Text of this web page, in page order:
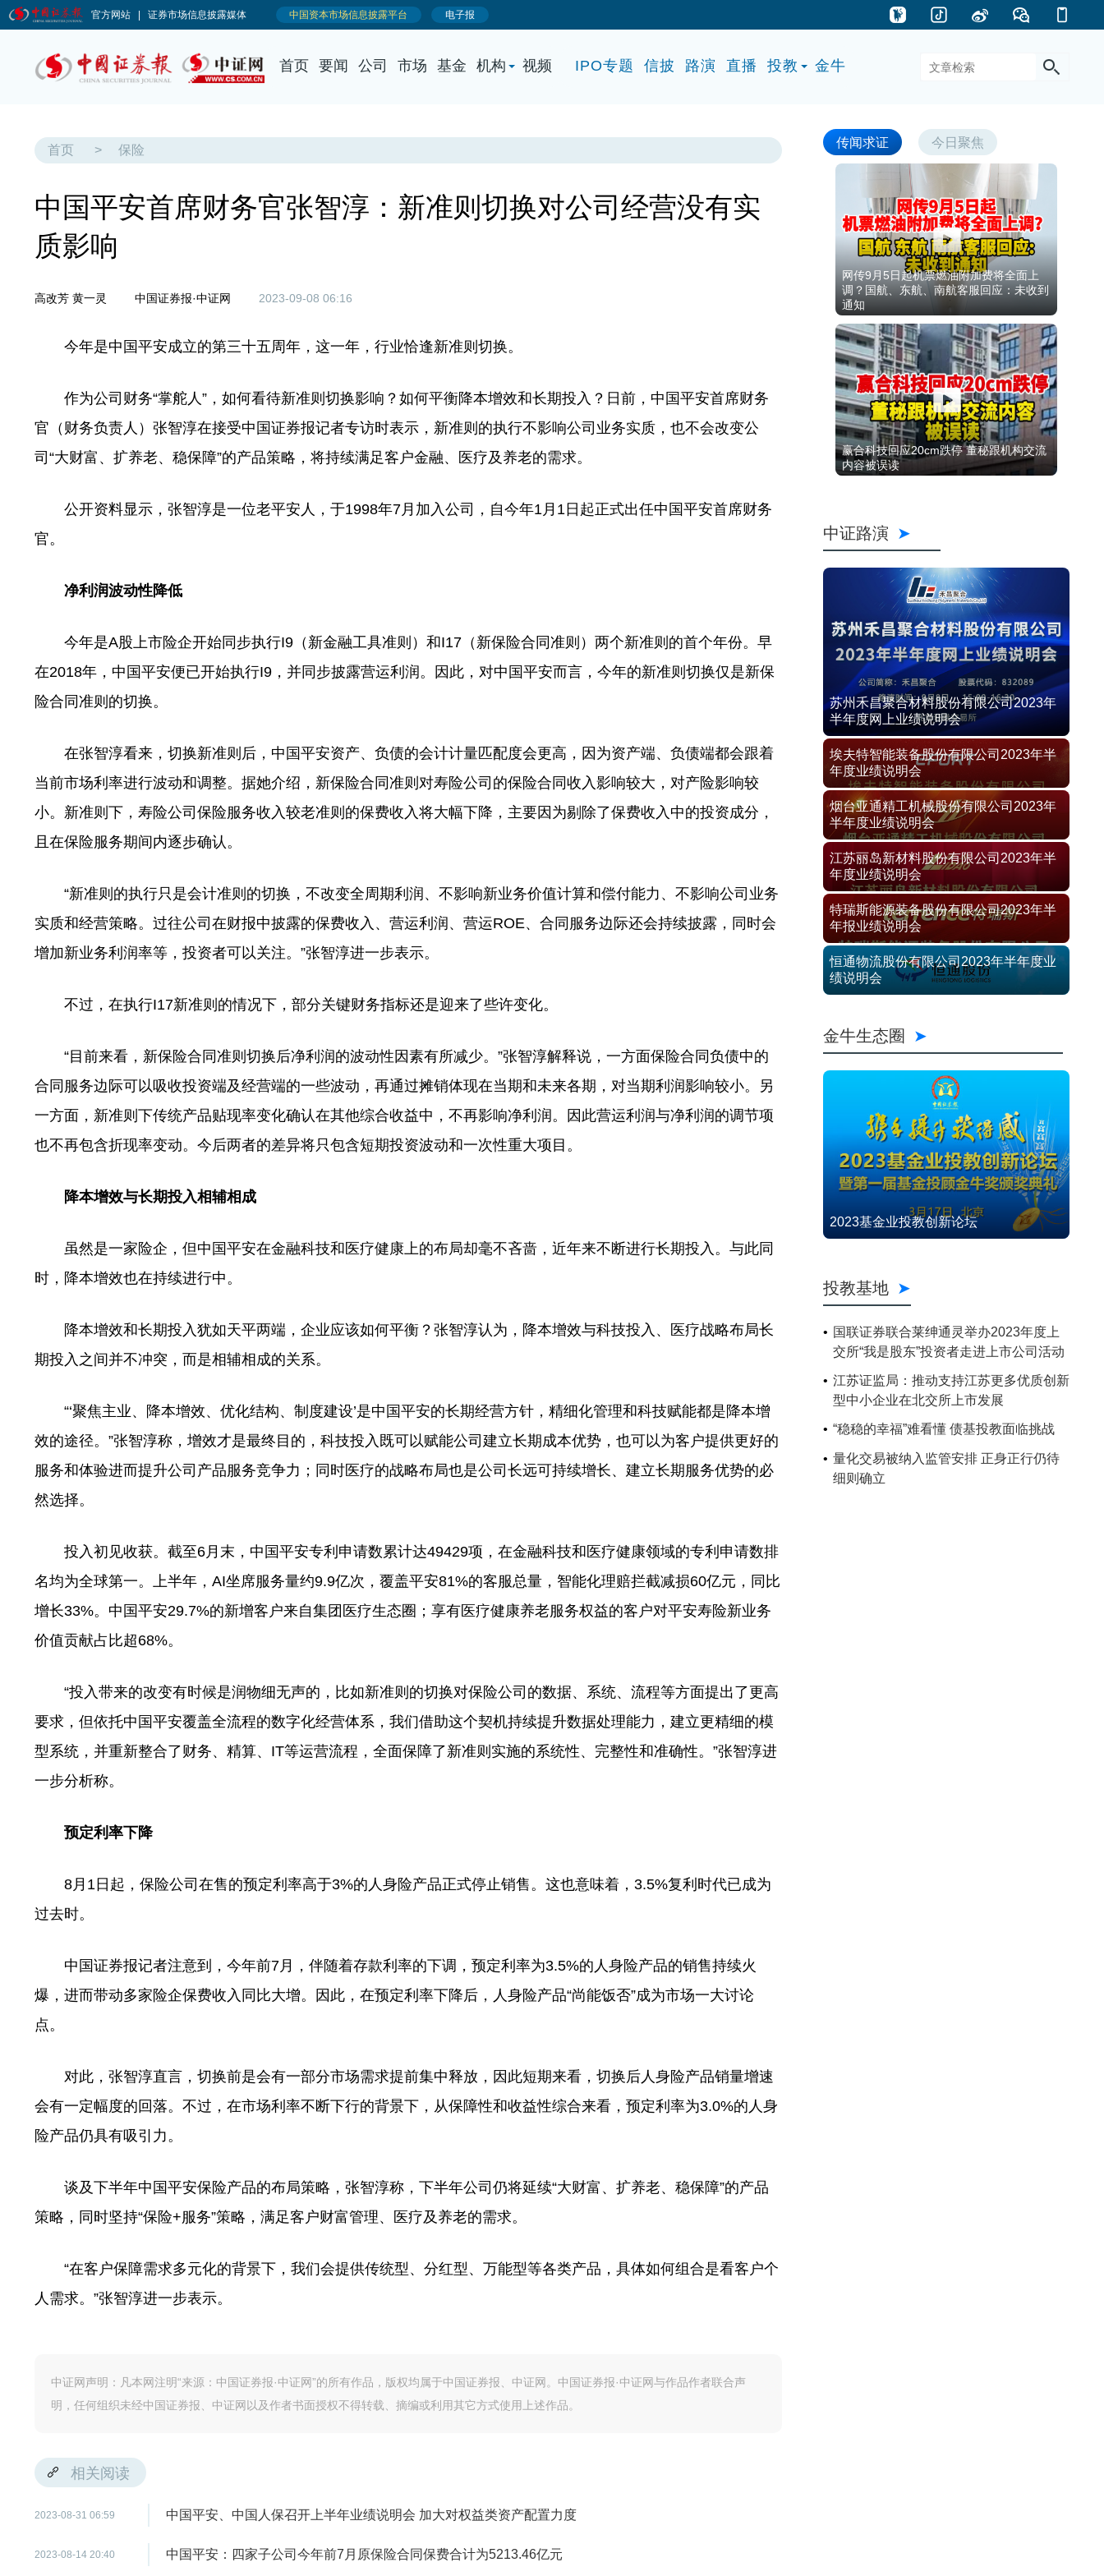
首页 要闻 公司 市场 基金 机构 视频 IPO专题 信披 路演 直播 投教 金牛
首页 > 保险
中国平安首席财务官张智淳：新准则切换对公司经营没有实
质影响
高改芳 黄一灵 中国证券报·中证网 2023-09-08 06:16
今年是中国平安成立的第三十五周年，这一年，行业恰逢新准则切换。
作为公司财务“掌舵人”，如何看待新准则切换影响？如何平衡降本增效和长期投入？日前，中国平安首席财务
官（财务负责人）张智淳在接受中国证券报记者专访时表示，新准则的执行不影响公司业务实质，也不会改变公
司“大财富、扩养老、稳保障”的产品策略，将持续满足客户金融、医疗及养老的需求。
公开资料显示，张智淳是一位老平安人，于1998年7月加入公司，自今年1月1日起正式出任中国平安首席财务
官。
净利润波动性降低
今年是A股上市险企开始同步执行I9（新金融工具准则）和I17（新保险合同准则）两个新准则的首个年份。早
在2018年，中国平安便已开始执行I9，并同步披露营运利润。因此，对中国平安而言，今年的新准则切换仅是新保
险合同准则的切换。
在张智淳看来，切换新准则后，中国平安资产、负债的会计计量匹配度会更高，因为资产端、负债端都会跟着
当前市场利率进行波动和调整。据她介绍，新保险合同准则对寿险公司的保险合同收入影响较大，对产险影响较
小。新准则下，寿险公司保险服务收入较老准则的保费收入将大幅下降，主要因为剔除了保费收入中的投资成分，
且在保险服务期间内逐步确认。
“新准则的执行只是会计准则的切换，不改变全周期利润、不影响新业务价值计算和偿付能力、不影响公司业务
实质和经营策略。过往公司在财报中披露的保费收入、营运利润、营运ROE、合同服务边际还会持续披露，同时会
增加新业务利润率等，投资者可以关注。”张智淳进一步表示。
不过，在执行I17新准则的情况下，部分关键财务指标还是迎来了些许变化。
“目前来看，新保险合同准则切换后净利润的波动性因素有所减少。”张智淳解释说，一方面保险合同负债中的
合同服务边际可以吸收投资端及经营端的一些波动，再通过摊销体现在当期和未来各期，对当期利润影响较小。另
一方面，新准则下传统产品贴现率变化确认在其他综合收益中，不再影响净利润。因此营运利润与净利润的调节项
也不再包含折现率变动。今后两者的差异将只包含短期投资波动和一次性重大项目。
降本增效与长期投入相辅相成
虽然是一家险企，但中国平安在金融科技和医疗健康上的布局却毫不吝啬，近年来不断进行长期投入。与此同
时，降本增效也在持续进行中。
降本增效和长期投入犹如天平两端，企业应该如何平衡？张智淳认为，降本增效与科技投入、医疗战略布局长
期投入之间并不冲突，而是相辅相成的关系。
“‘聚焦主业、降本增效、优化结构、制度建设’是中国平安的长期经营方针，精细化管理和科技赋能都是降本增
效的途径。”张智淳称，增效才是最终目的，科技投入既可以赋能公司建立长期成本优势，也可以为客户提供更好的
服务和体验进而提升公司产品服务竞争力；同时医疗的战略布局也是公司长远可持续增长、建立长期服务优势的必
然选择。
投入初见收获。截至6月末，中国平安专利申请数累计达49429项，在金融科技和医疗健康领域的专利申请数排
名均为全球第一。上半年，AI坐席服务量约9.9亿次，覆盖平安81%的客服总量，智能化理赔拦截减损60亿元，同比
增长33%。中国平安29.7%的新增客户来自集团医疗生态圈；享有医疗健康养老服务权益的客户对平安寿险新业务
价值贡献占比超68%。
“投入带来的改变有时候是润物细无声的，比如新准则的切换对保险公司的数据、系统、流程等方面提出了更高
要求，但依托中国平安覆盖全流程的数字化经营体系，我们借助这个契机持续提升数据处理能力，建立更精细的模
型系统，并重新整合了财务、精算、IT等运营流程，全面保障了新准则实施的系统性、完整性和准确性。”张智淳进
一步分析称。
预定利率下降
8月1日起，保险公司在售的预定利率高于3%的人身险产品正式停止销售。这也意味着，3.5%复利时代已成为
过去时。
中国证券报记者注意到，今年前7月，伴随着存款利率的下调，预定利率为3.5%的人身险产品的销售持续火
爆，进而带动多家险企保费收入同比大增。因此，在预定利率下降后，人身险产品“尚能饭否”成为市场一大讨论
点。
对此，张智淳直言，切换前是会有一部分市场需求提前集中释放，因此短期来看，切换后人身险产品销量增速
会有一定幅度的回落。不过，在市场利率不断下行的背景下，从保障性和收益性综合来看，预定利率为3.0%的人身
险产品仍具有吸引力。
谈及下半年中国平安保险产品的布局策略，张智淳称，下半年公司仍将延续“大财富、扩养老、稳保障”的产品
策略，同时坚持“保险+服务”策略，满足客户财富管理、医疗及养老的需求。
“在客户保障需求多元化的背景下，我们会提供传统型、分红型、万能型等各类产品，具体如何组合是看客户个
人需求。”张智淳进一步表示。
中证网声明：凡本网注明“来源：中国证券报·中证网”的所有作品，版权均属于中国证券报、中证网。中国证券报·中证网与作品作者联合声
明，任何组织未经中国证券报、中证网以及作者书面授权不得转载、摘编或利用其它方式使用上述作品。
相关阅读
2023-08-31 06:59 中国平安、中国人保召开上半年业绩说明会 加大对权益类资产配置力度
2023-08-14 20:40 中国平安：四家子公司今年前7月原保险合同保费合计为5213.46亿元
传闻求证 今日聚焦
网传9月5日起机票燃油附加费将全面上
调？国航、东航、南航客服回应：未收到
通知
赢合科技回应20cm跌停 董秘跟机构交流
内容被误读
中证路演
苏州禾昌聚合材料股份有限公司2023年
半年度网上业绩说明会
埃夫特智能装备股份有限公司2023年半
年度业绩说明会
烟台亚通精工机械股份有限公司2023年
半年度业绩说明会
江苏丽岛新材料股份有限公司2023年半
年度业绩说明会
特瑞斯能源装备股份有限公司2023年半
年报业绩说明会
恒通物流股份有限公司2023年半年度业
绩说明会
金牛生态圈
2023基金业投教创新论坛
投教基地
国联证券联合莱绅通灵举办2023年度上
交所“我是股东”投资者走进上市公司活动
江苏证监局：推动支持江苏更多优质创新
型中小企业在北交所上市发展
“稳稳的幸福”难看懂 债基投教面临挑战
量化交易被纳入监管安排 正身正行仍待
细则确立